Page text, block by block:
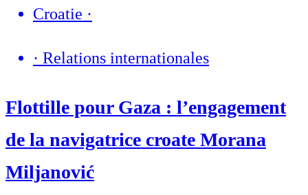
Croatie ·
· Relations internationales
Flottille pour Gaza : l’engagement
de la navigatrice croate Morana
Miljanović